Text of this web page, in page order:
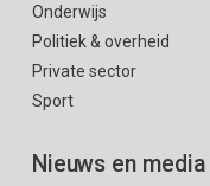
Onderwijs
Politiek & overheid
Private sector
Sport
Nieuws en media